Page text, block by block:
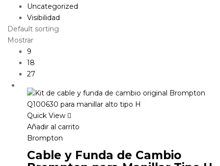
Uncategorized
Visibilidad
Default sorting
Mostrar
9
18
27
Quick View
Añadir al carrito
Brompton
Cable y Funda de Cambio